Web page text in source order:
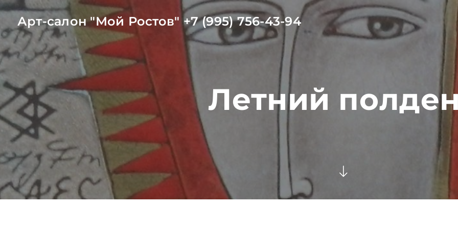
Арт-салон "Мой Ростов" +7 (995) 756-43-94
Летний